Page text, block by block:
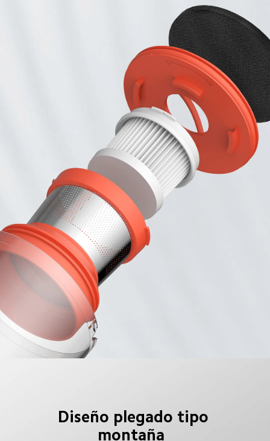
Diseño plegado tipo
montaña